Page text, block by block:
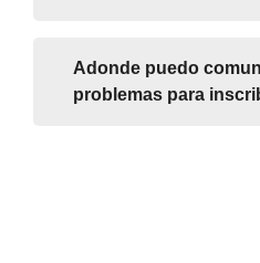
Adonde puedo
problemas para